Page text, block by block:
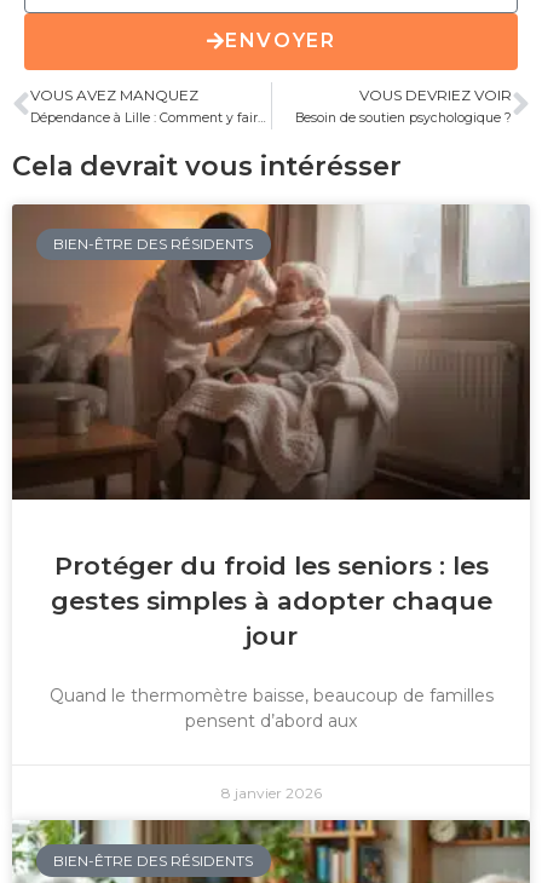
ENVOYER
VOUS AVEZ MANQUEZ
Dépendance à Lille : Comment y faire face ?
VOUS DEVRIEZ VOIR
Besoin de soutien psychologique ?
Cela devrait vous intérésser
BIEN-ÊTRE DES RÉSIDENTS
Protéger du froid les seniors : les
gestes simples à adopter chaque
jour
Quand le thermomètre baisse, beaucoup de familles
pensent d’abord aux
8 janvier 2026
BIEN-ÊTRE DES RÉSIDENTS